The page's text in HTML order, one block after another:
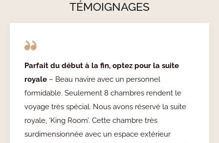
TÉMOIGNAGES
Parfait du début à la fin, optez pour la suite
royale – Beau navire avec un personnel
formidable. Seulement 8 chambres rendent le
voyage très spécial. Nous avons réservé la suite
royale, ‘King Room’. Cette chambre très
surdimensionnée avec un espace extérieur